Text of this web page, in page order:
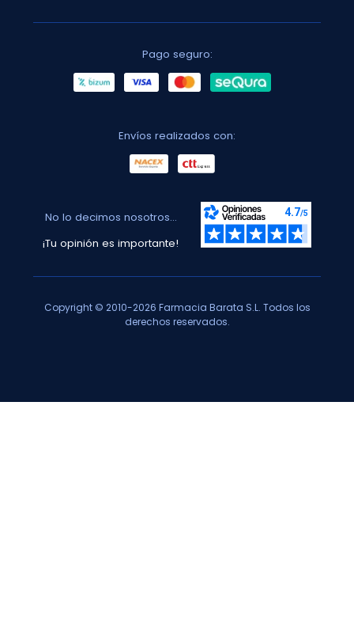
Pago seguro:
Envíos realizados con:
No lo decimos nosotros...
¡Tu opinión es importante!
Copyright © 2010-2026 Farmacia Barata S.L. Todos los
derechos reservados.